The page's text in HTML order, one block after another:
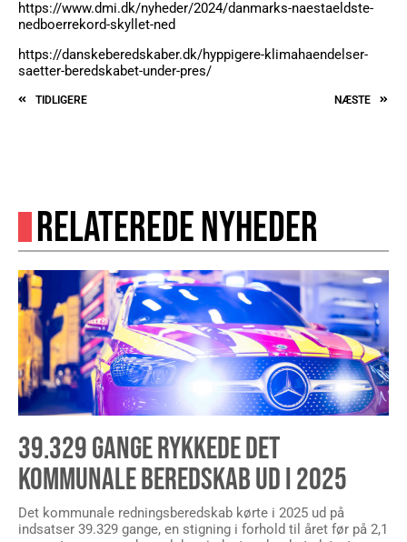
https://www.dmi.dk/nyheder/2024/danmarks-naestaeldste-
nedboerrekord-skyllet-ned
https://danskeberedskaber.dk/hyppigere-klimahaendelser-
saetter-beredskabet-under-pres/
TIDLIGERE NÆSTE
RELATEREDE NYHEDER
39.329 GANGE RYKKEDE DET
KOMMUNALE BEREDSKAB UD I 2025
Det kommunale redningsberedskab kørte i 2025 ud på
indsatser 39.329 gange, en stigning i forhold til året før på 2,1